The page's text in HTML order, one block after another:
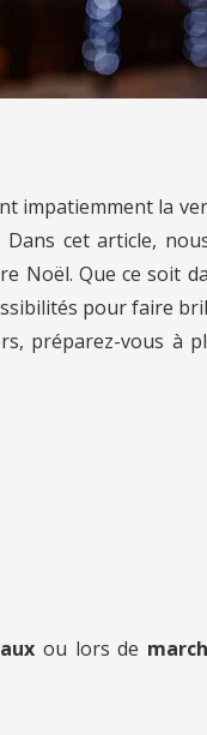
impatiemment la
cet article,
Noël. Que ce soit
pour faire
préparez-vous à
ou lors de